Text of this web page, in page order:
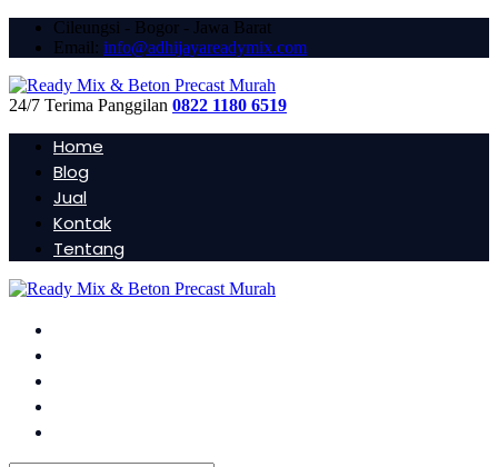
Cileungsi - Bogor - Jawa Barat
Email: info@adhijayareadymix.com
24/7 Terima Panggilan 0822 1180 6519
Home
Blog
Jual
Kontak
Tentang